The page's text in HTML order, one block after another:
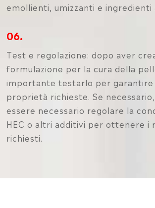
emollienti, umizzanti e ingredienti
06.
Test e regolazione: dopo aver
formulazione per la cura della
importante testarlo per garantire
proprietà richieste. Se
essere necessario regolare la
HEC o altri additivi per ottenere i
richiesti.